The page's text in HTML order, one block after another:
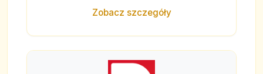
Zobacz szczegóły